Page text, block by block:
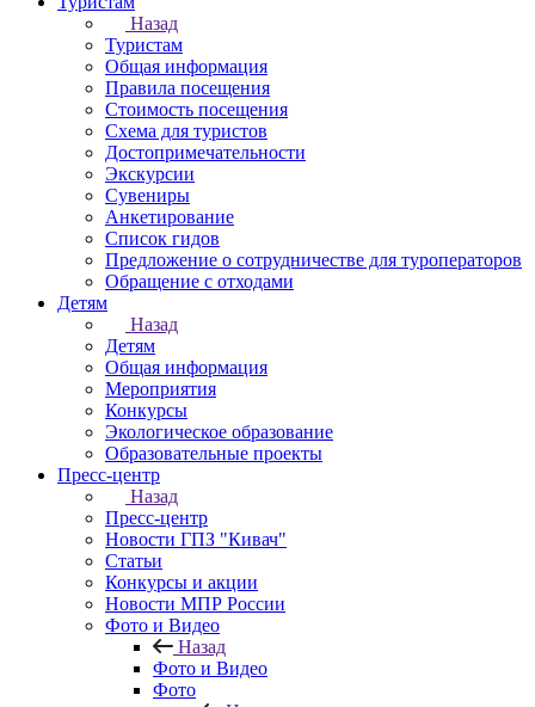
Назад
Туристам
Общая информация
Правила посещения
Стоимость посещения
Схема для туристов
Достопримечательности
Экскурсии
Сувениры
Анкетирование
Список гидов
Предложение о сотрудничестве для туроператоров
Обращение с отходами
Детям
Назад
Детям
Общая информация
Мероприятия
Конкурсы
Экологическое образование
Образовательные проекты
Пресс-центр
Назад
Пресс-центр
Новости ГПЗ "Кивач"
Статьи
Конкурсы и акции
Новости МПР России
Фото и Видео
Назад
Фото и Видео
Фото